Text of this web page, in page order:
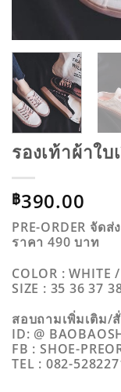
รองเท้าผ้าใ
฿390.00
PRE-ORDER จัด
ราคา 490 บาท
COLOR : WHITE
SIZE : 35 36 37
สอบถามเพิ่มเติม/
ID: @
FB : SHOE-
TEL : 082-